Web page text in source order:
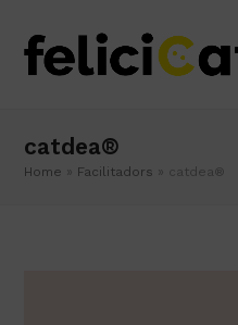
catdea®
Home » Facilitadors » catdea®